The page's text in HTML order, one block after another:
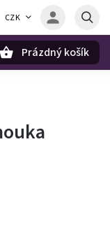
CZK
Prázdný košík